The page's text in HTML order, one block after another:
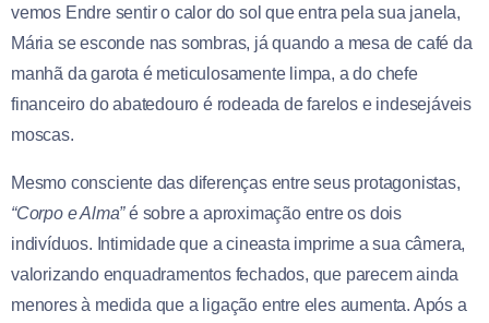
vemos Endre sentir o calor do sol que entra pela sua janela,
Mária se esconde nas sombras, já quando a mesa de café da
manhã da garota é meticulosamente limpa, a do chefe
financeiro do abatedouro é rodeada de farelos e indesejáveis
moscas.
Mesmo consciente das diferenças entre seus protagonistas,
“Corpo e Alma”é sobre a aproximação entre os dois
indivíduos. Intimidade que a cineasta imprime a sua câmera,
valorizando enquadramentos fechados, que parecem ainda
menores à medida que a ligação entre eles aumenta. Após a